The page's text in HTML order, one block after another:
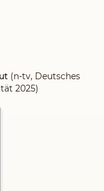
(n-tv, Deutsches
2025)